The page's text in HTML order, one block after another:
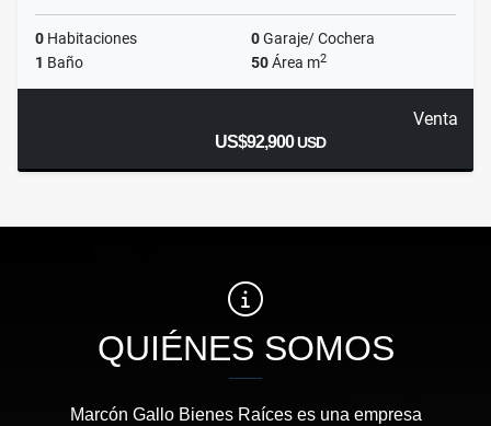
0 Habitaciones 0Garaje/ Cochera
1 Baño 50Área m2
Venta
US$92,900USD
QUIÉNES SOMOS
Marcón Gallo Bienes Raíces es una empresa